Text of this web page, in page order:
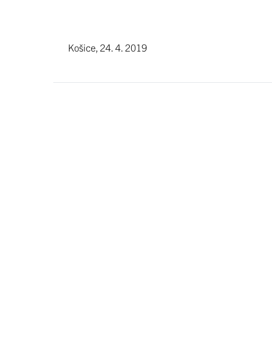
Košice, 24. 4. 2019